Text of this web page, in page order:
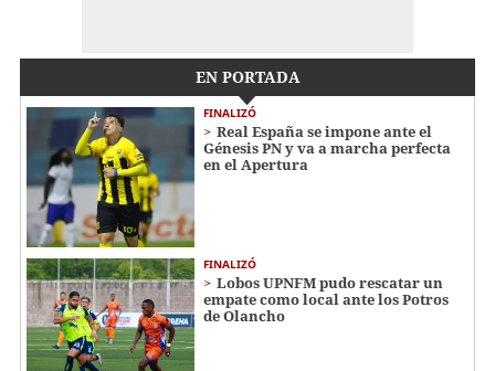
EN PORTADA
FINALIZÓ
Real España se impone ante el
Génesis PN y va a marcha perfecta
en el Apertura
FINALIZÓ
Lobos UPNFM pudo rescatar un
empate como local ante los Potros
de Olancho